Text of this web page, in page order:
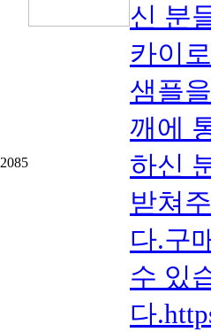
2085
신 분
카이
샘플
깨에
하신
받쳐
다.구
수 있
다